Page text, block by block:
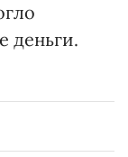
деньги.